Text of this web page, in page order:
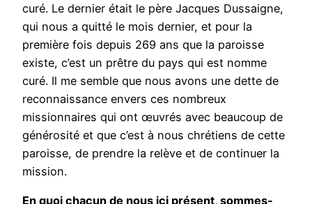
curé. Le dernier était le père Jacques Dussaigne,
qui nous a quitté le mois dernier, et pour la
première fois depuis 269 ans que la paroisse
existe, c’est un prêtre du pays qui est nomme
curé. Il me semble que nous avons une dette de
reconnaissance envers ces nombreux
missionnaires qui ont œuvrés avec beaucoup de
générosité et que c’est à nous chrétiens de cette
paroisse, de prendre la relève et de continuer la
mission.
En quoi chacun de nous ici présent, sommes-